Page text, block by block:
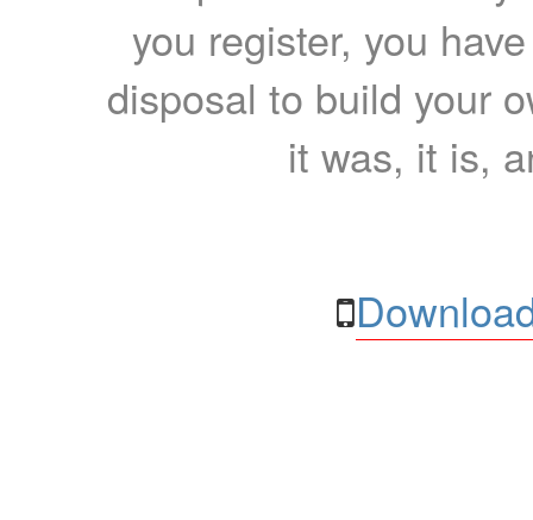
you register, you
disposal to build your
it was, it is,